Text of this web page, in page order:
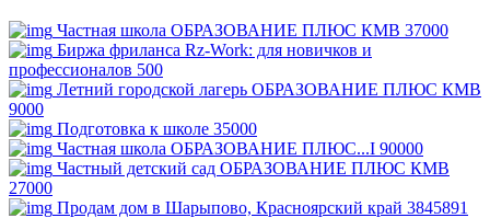
Частная школа ОБРАЗОВАНИЕ ПЛЮС КМВ 37000
Биржа фриланса Rz-Work: для новичков и
профессионалов 500
Летний городской лагерь ОБРАЗОВАНИЕ ПЛЮС КМВ
9000
Подготовка к школе 35000
Частная школа ОБРАЗОВАНИЕ ПЛЮС...I 90000
Частный детский сад ОБРАЗОВАНИЕ ПЛЮС КМВ
27000
Продам дом в Шарыпово, Красноярский край 3845891